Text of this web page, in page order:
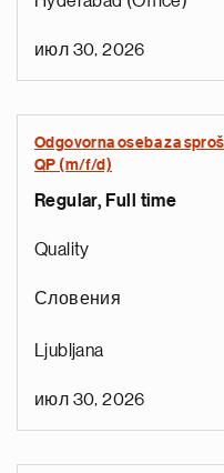
июл 30, 2026
Odgovorna oseba za
QP (m/f/d)
Regular, Full time
Quality
Словения
Ljubljana
июл 30, 2026
ц